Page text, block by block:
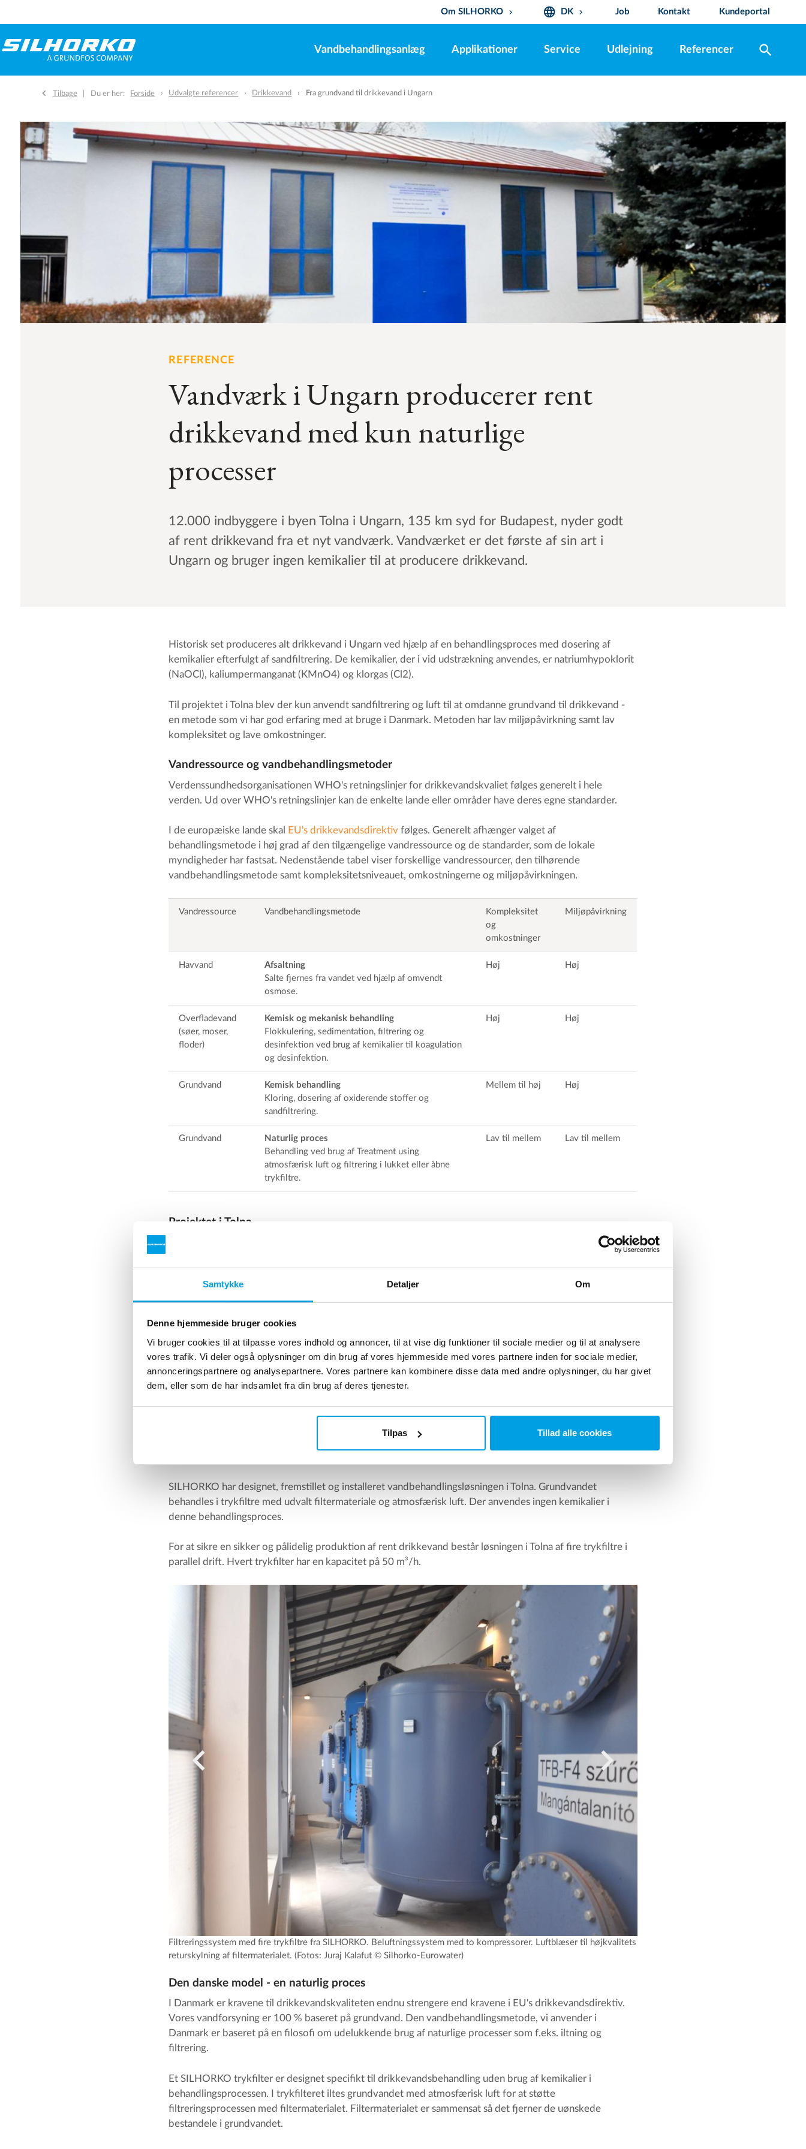
Samtykke Detaljer Om
Denne hjemmeside bruger cookies
Vi bruger cookies til at tilpasse vores indhold og annoncer, til at vise dig funktioner til sociale medier og til at analysere
vores trafik. Vi deler også oplysninger om din brug af vores hjemmeside med vores partnere inden for sociale medier,
annonceringspartnere og analysepartnere. Vores partnere kan kombinere disse data med andre oplysninger, du har givet
dem, eller som de har indsamlet fra din brug af deres tjenester.
Tilpas Tillad alle cookies
Om SILHORKO keyboard_arrow_down language DK keyboard_arrow_down Job Kontakt Kundeportal
Vandbehandlingsanlæg Applikationer Service Udlejning Referencer search
Tilbage Du er her: Forside Udvalgte referencer Drikkevand Fra grundvand til drikkevand i Ungarn
REFERENCE
Vandværk i Ungarn producerer rent
drikkevand med kun naturlige
processer
12.000 indbyggere i byen Tolna i Ungarn, 135 km syd for Budapest, nyder godt
af rent drikkevand fra et nyt vandværk. Vandværket er det første af sin art i
Ungarn og bruger ingen kemikalier til at producere drikkevand.
Historisk set produceres alt drikkevand i Ungarn ved hjælp af en behandlingsproces med dosering af
kemikalier efterfulgt af sandfiltrering. De kemikalier, der i vid udstrækning anvendes, er natriumhypoklorit
(NaOCl), kaliumpermanganat (KMnO4) og klorgas (Cl2).
Til projektet i Tolna blev der kun anvendt sandfiltrering og luft til at omdanne grundvand til drikkevand -
en metode som vi har god erfaring med at bruge i Danmark. Metoden har lav miljøpåvirkning samt lav
kompleksitet og lave omkostninger.
Vandressource og vandbehandlingsmetoder
Verdenssundhedsorganisationen WHO's retningslinjer for drikkevandskvaliet følges generelt i hele
verden. Ud over WHO's retningslinjer kan de enkelte lande eller områder have deres egne standarder.
I de europæiske lande skal EU's drikkevandsdirektiv følges. Generelt afhænger valget af
behandlingsmetode i høj grad af den tilgængelige vandressource og de standarder, som de lokale
myndigheder har fastsat. Nedenstående tabel viser forskellige vandressourcer, den tilhørende
vandbehandlingsmetode samt kompleksitetsniveauet, omkostningerne og miljøpåvirkningen.
Vandressource Vandbehandlingsmetode
Kompleksitet
og
omkostninger
Miljøpåvirkning
Havvand
Afsaltning
Salte fjernes fra vandet ved hjælp af omvendt
osmose.
Høj Høj
Overfladevand
(søer, moser,
floder)
Kemisk og mekanisk behandling
Flokkulering, sedimentation, filtrering og
desinfektion ved brug af kemikalier til koagulation
og desinfektion.
Høj Høj
Grundvand
Kemisk behandling
Kloring, dosering af oxiderende stoffer og
sandfiltrering.
Mellem til høj Høj
Grundvand
Naturlig proces
Behandling ved brug af Treatment using
atmosfærisk luft og filtrering i lukket eller åbne
trykfiltre.
Lav til mellem Lav til mellem
Projektet i Tolna
Vandressourcen i Tolna er grundvand fra en 60 meter dyb brønd. Vandet indeholder urenheder som jern,
Tolna
Jern
mg
Fe/l
1.7 0.2 0.02
Mangan
mg
0.45 0.05
SILHORKO har designet, fremstillet og installeret vandbehandlingsløsningen i Tolna. Grundvandet
behandles i trykfiltre med udvalt filtermateriale og atmosfærisk luft. Der anvendes ingen kemikalier i
denne behandlingsproces.
For at sikre en sikker og pålidelig produktion af rent drikkevand består løsningen i Tolna af fire trykfiltre i
parallel drift. Hvert trykfilter har en kapacitet på 50 m³/h.
Filtreringssystem med fire trykfiltre fra SILHORKO. Beluftningssystem med to kompressorer. Luftblæser til højkvalitets
returskylning af filtermaterialet. (Fotos: Juraj Kalafut © Silhorko-Eurowater)
Den danske model - en naturlig proces
I Danmark er kravene til drikkevandskvaliteten endnu strengere end kravene i EU's drikkevandsdirektiv.
Vores vandforsyning er 100 % baseret på grundvand. Den vandbehandlingsmetode, vi anvender i
Danmark er baseret på en filosofi om udelukkende brug af naturlige processer som f.eks. iltning og
filtrering.
Et SILHORKO trykfilter er designet specifikt til drikkevandsbehandling uden brug af kemikalier i
behandlingsprocessen. I trykfilteret iltes grundvandet med atmosfærisk luft for at støtte
filtreringsprocessen med filtermaterialet. Filtermaterialet er sammensat så det fjerner de uønskede
bestandele i grundvandet.